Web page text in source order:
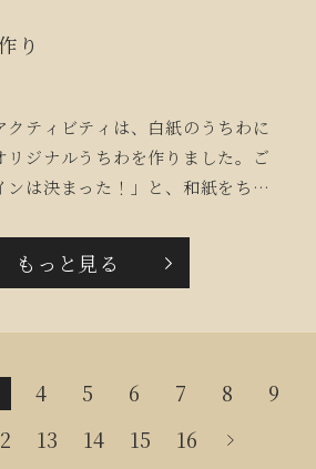
り
クティビティは、白紙のうちわに
リジナルうちわを作りました。ご
ンは決まった！」と、和紙をちぎ
けど、なかなかいいね！」と大満
もっと見る
4 5 6 7 8
9
13 14 15 16